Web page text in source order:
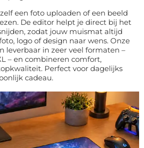
een foto uploaden of een beeld
De editor helpt je direct bij het
zodat jouw muismat altijd
logo of design naar wens. Onze
leverbaar in zeer veel formaten –
– en combineren comfort,
Perfect voor dagelijks
cadeau.